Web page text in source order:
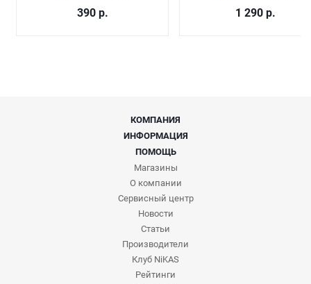
390р. 1 290 р.
КОМПАНИЯ
ИНФОРМАЦИЯ
ПОМОЩЬ
Магазины
О компании
Сервисный центр
Новости
Статьи
Производители
Клуб NiKAS
Рейтинги